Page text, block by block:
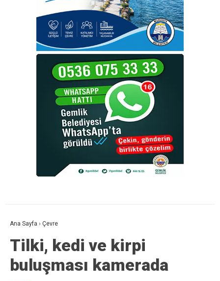
Ana Sayfa › Çevre
Tilki, kedi ve kirpi
buluşması kamerada